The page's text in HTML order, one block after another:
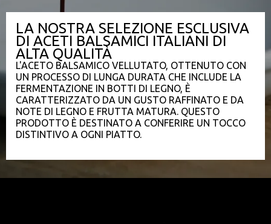
LA NOSTRA SELEZIONE ESCLUSIVA
DI ACETI BALSAMICI ITALIANI DI
ALTA QUALITÀ
L'ACETO BALSAMICO VELLUTATO, OTTENUTO CON
UN PROCESSO DI LUNGA DURATA CHE INCLUDE LA
FERMENTAZIONE IN BOTTI DI LEGNO, È
CARATTERIZZATO DA UN GUSTO RAFFINATO E DA
NOTE DI LEGNO E FRUTTA MATURA. QUESTO
PRODOTTO È DESTINATO A CONFERIRE UN TOCCO
DISTINTIVO A OGNI PIATTO.